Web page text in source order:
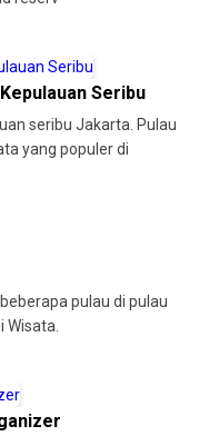
Seribu
seribu Jakarta. Pulau
yang populer di
pulau di pulau
Wisata.